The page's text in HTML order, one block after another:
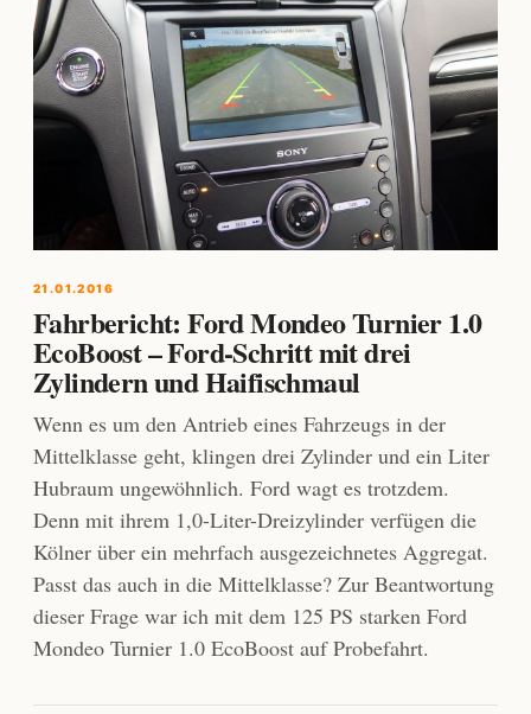
21.01.2016
Fahrbericht: Ford Mondeo Turnier 1.0
EcoBoost – Ford-Schritt mit drei
Zylindern und Haifischmaul
Wenn es um den Antrieb eines Fahrzeugs in der
Mittelklasse geht, klingen drei Zylinder und ein Liter
Hubraum ungewöhnlich. Ford wagt es trotzdem.
Denn mit ihrem 1,0-Liter-Dreizylinder verfügen die
Kölner über ein mehrfach ausgezeichnetes Aggregat.
Passt das auch in die Mittelklasse? Zur Beantwortung
dieser Frage war ich mit dem 125 PS starken Ford
Mondeo Turnier 1.0 EcoBoost auf Probefahrt.